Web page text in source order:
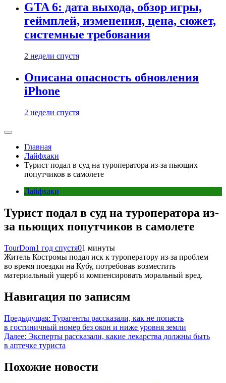
GTA 6: дата выхода, обзор игры,
геймплей, изменения, цена, сюжет,
системные требования
2 недели спустя
Описана опасность обновления
iPhone
2 недели спустя
Главная
Лайфхаки
Турист подал в суд на туроператора из-за пьющих
попутчиков в самолете
Лайфхаки
Турист подал в суд на туроператора из-
за пьющих попутчиков в самолете
TourDom1 год спустя01 минуты
Житель Костромы подал иск к туроператору из-за проблем
во время поездки на Кубу, потребовав возместить
материальный ущерб и компенсировать моральный вред.
Навигация по записям
Предыдущая: Турагенты рассказали, как не попасть
в гостиничный номер без окон и ниже уровня земли
Далее: Эксперты рассказали, какие лекарства должны быть
в аптечке туриста
Похожие новости